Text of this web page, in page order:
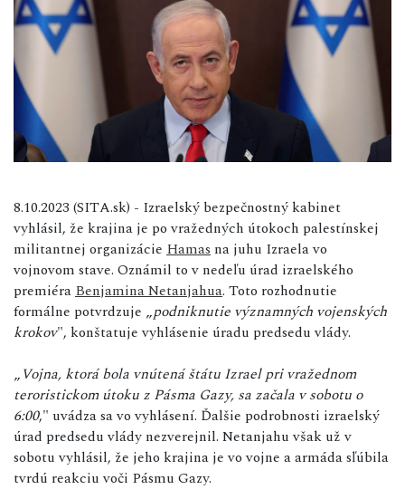
8.10.2023 (SITA.sk) - Izraelský bezpečnostný kabinet
vyhlásil, že krajina je po vražedných útokoch palestínskej
militantnej organizácie Hamas na juhu Izraela vo
vojnovom stave. Oznámil to v nedeľu úrad izraelského
premiéra Benjamina Netanjahua. Toto rozhodnutie
formálne potvrdzuje „podniknutie významných vojenských
krokov", konštatuje vyhlásenie úradu predsedu vlády.
„Vojna, ktorá bola vnútená štátu Izrael pri vražednom
teroristickom útoku z Pásma Gazy, sa začala v sobotu o
6:00," uvádza sa vo vyhlásení. Ďalšie podrobnosti izraelský
úrad predsedu vlády nezverejnil. Netanjahu však už v
sobotu vyhlásil, že jeho krajina je vo vojne a armáda sľúbila
tvrdú reakciu voči Pásmu Gazy.